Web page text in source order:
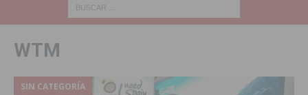
WTM
SIN CATEGORÍA